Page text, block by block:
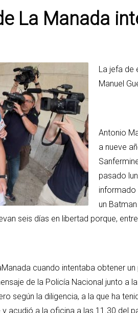
La Manada
La jefa de
Manuel
Antonio
a nueve
pasado
informado
un
seis días en libertad porque,
cuando intentaba obtener
de la Policía Nacional junto a
según la diligencia, a la que ha
acudió a la oficina a las 11.30 del